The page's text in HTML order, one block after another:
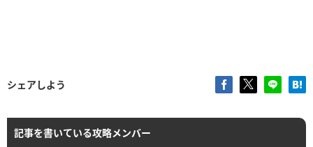
シェアしよう
記事を書いている攻略メンバー